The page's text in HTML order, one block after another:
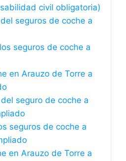
civil obligatoria)
seguros de coche a
seguros de coche a
en Arauzo de Torre a
seguro de coche a
seguros de coche a
en Arauzo de Torre a